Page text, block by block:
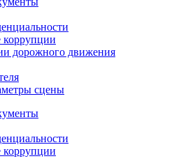
коррупции
дорожного движения
сцены
коррупции